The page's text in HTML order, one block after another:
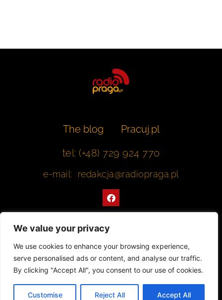
We value your privacy
We use cookies to enhance your browsing experience,
serve personalised ads or content, and analyse our traffic.
By clicking "Accept All", you consent to our use of cookies.
Customise Reject All Accept All
The blog
Pracuj.pl
tel: (+48) 729 924 770
e-mail: redakcja@radiopraga.pl
F
a
c
o
k
Współpracujemy z Muzeum Warszawskiej Pragi
© 2022 All rights Reserved. Radiopraga.pl
Projekt strony internetowej: tomasz-kaminski.pl